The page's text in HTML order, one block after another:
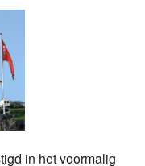
in het voormalig